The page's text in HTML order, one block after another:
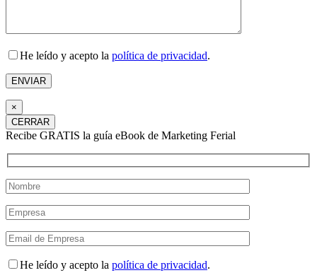
He leído y acepto la política de privacidad.
×
CERRAR
Recibe GRATIS la guía eBook de Marketing Ferial
He leído y acepto la política de privacidad.